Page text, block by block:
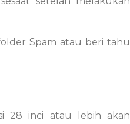
Spam atau beri tahu
28 inci atau lebih akan